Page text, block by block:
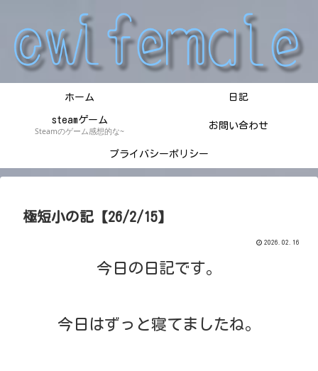
ホーム 日記
steamゲーム
Steamのゲーム感想的な~
お問い合わせ
プライバシーポリシー
極短小の記【26/2/15】
2026.02.16
今日の日記です。
今日はずっと寝てましたね。